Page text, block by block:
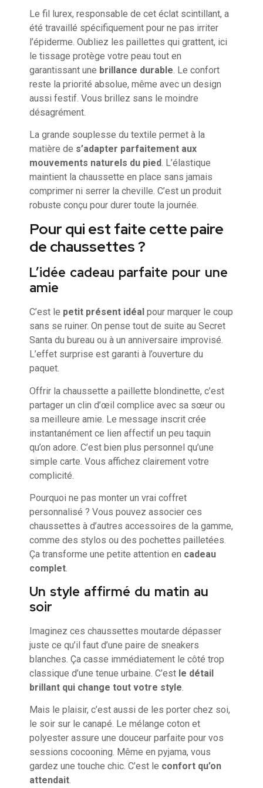
Le fil lurex, responsable de cet éclat scintillant, a
été travaillé spécifiquement pour ne pas irriter
l’épiderme. Oubliez les paillettes qui grattent, ici
le tissage protège votre peau tout en
garantissant une brillance durable . Le confort
reste la priorité absolue, même avec un design
aussi festif. Vous brillez sans le moindre
désagrément.
La grande souplesse du textile permet à la
matière de s’adapter parfaitement aux
mouvements naturels du pied. L’élastique
maintient la chaussette en place sans jamais
comprimer ni serrer la cheville. C’est un produit
robuste conçu pour durer toute la journée.
Pour qui est faite cette paire
de chaussettes ?
L’idée cadeau parfaite pour une
amie
C’est le petit présent idéal pour marquer le coup
sans se ruiner. On pense tout de suite au Secret
Santa du bureau ou à un anniversaire improvisé.
L’effet surprise est garanti à l’ouverture du
paquet.
Offrir la chaussette a paillette blondinette, c’est
partager un clin d’œil complice avec sa sœur ou
sa meilleure amie. Le message inscrit crée
instantanément ce lien affectif un peu taquin
qu’on adore. C’est bien plus personnel qu’une
simple carte. Vous affichez clairement votre
complicité.
Pourquoi ne pas monter un vrai coffret
personnalisé ? Vous pouvez associer ces
chaussettes à d’autres accessoires de la gamme,
comme des stylos ou des pochettes pailletées.
Ça transforme une petite attention en cadeau
complet.
Un style affirmé du matin au
soir
Imaginez ces chaussettes moutarde dépasser
juste ce qu’il faut d’une paire de sneakers
blanches. Ça casse immédiatement le côté trop
classique d’une tenue urbaine. C’est le détail
brillant qui change tout votre style
Mais le plaisir, c’est aussi de les porter chez soi,
le soir sur le canapé. Le mélange coton et
polyester assure une douceur parfaite pour vos
sessions cocooning. Même en pyjama, vous
gardez une touche chic. C’est le confort qu’on
attendait.